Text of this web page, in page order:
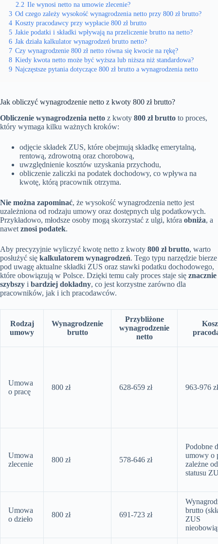
2.2 Ile wynosi netto na umowie zlecenie?
3 Od czego zależy wysokość wynagrodzenia netto przy 800 zł brutto?
4 Koszty pracodawcy przy wypłacie 800 zł brutto
5 Jakie podatki i składki wpływają na przeliczenie brutto na netto?
6 Jak działa kalkulator wynagrodzeń brutto netto?
7 Czy wynagrodzenie 800 zł netto równa się kwocie na rękę?
8 Kiedy kwota netto może być wyższa lub niższa niż standardowa?
9 Najczęstsze pytania dotyczące 800 zł brutto a wynagrodzenia netto
Jak obliczyć wynagrodzenie netto z kwoty 800 zł brutto?
Obliczenie wynagrodzenia netto z kwoty 800 zł brutto to proces,
który wymaga kilku ważnych kroków:
odjęcie składek ZUS, które obejmują składkę emerytalną,
rentową, zdrowotną oraz chorobową,
uwzględnienie kosztów uzyskania przychodu,
obliczenie zaliczki na podatek dochodowy, co wpływa na
kwotę, którą pracownik otrzyma.
Nie można zapominać, że wysokość wynagrodzenia netto jest
uzależniona od rodzaju umowy oraz dostępnych ulg podatkowych.
Przykładowo, młodsze osoby mogą skorzystać z ulgi, która obniża, a
nawet znosi podatek.
Aby precyzyjnie wyliczyć kwotę netto z kwoty 800 zł brutto, warto
posłużyć się kalkulatorem wynagrodzeń. Tego typu narzędzie bierze
pod uwagę aktualne składki ZUS oraz stawki podatku dochodowego,
które obowiązują w Polsce. Dzięki temu cały proces staje się znacznie
szybszy i bardziej dokładny, co jest korzystne zarówno dla
pracowników, jak i ich pracodawców.
Rodzaj
umowy
Wynagrodzenie
brutto
Przybliżone
wynagrodzenie
netto
Umowa
o pracę
800 zł 628-659 zł 963-976 zł
Umowa
zlecenie
800 zł 578-646 zł
Podobne
umowy o
zależne od
statusu
Umowa
o dzieło
800 zł 691-723 zł
brutto
ZUS